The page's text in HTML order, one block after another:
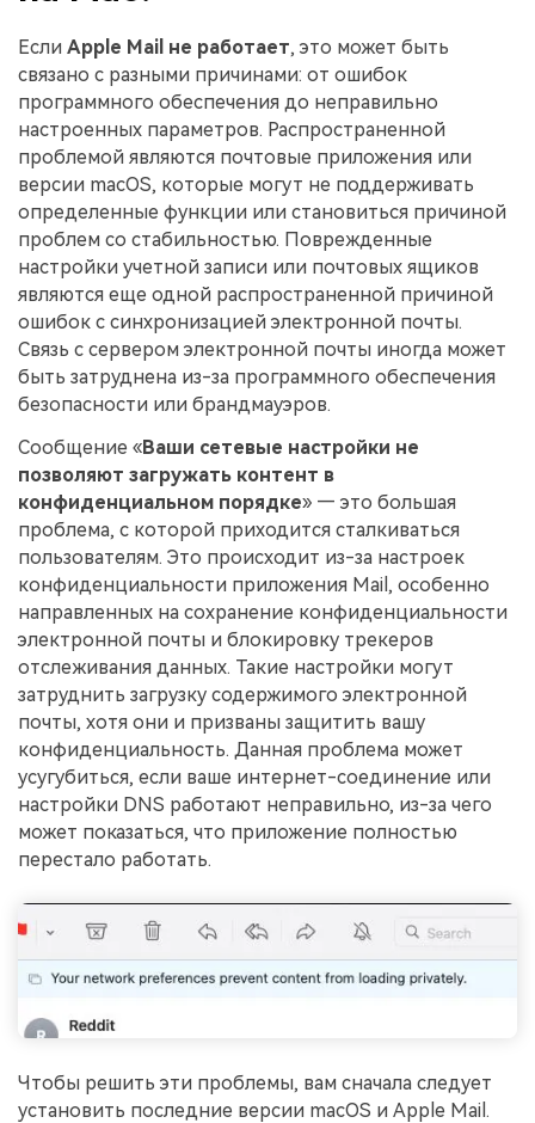
Если Apple Mail не работает, это может быть
связано с разными причинами: от ошибок
программного обеспечения до неправильно
настроенных параметров. Распространенной
проблемой являются почтовые приложения или
версии macOS, которые могут не поддерживать
определенные функции или становиться причиной
проблем со стабильностью. Поврежденные
настройки учетной записи или почтовых ящиков
являются еще одной распространенной причиной
ошибок с синхронизацией электронной почты.
Связь с сервером электронной почты иногда может
быть затруднена из-за программного обеспечения
безопасности или брандмауэров.
Сообщение «Ваши сетевые настройки не
позволяют загружать контент в
конфиденциальном порядке» — это большая
проблема, с которой приходится сталкиваться
пользователям. Это происходит из-за настроек
конфиденциальности приложения Mail, особенно
направленных на сохранение конфиденциальности
электронной почты и блокировку трекеров
отслеживания данных. Такие настройки могут
затруднить загрузку содержимого электронной
почты, хотя они и призваны защитить вашу
конфиденциальность. Данная проблема может
усугубиться, если ваше интернет-соединение или
настройки DNS работают неправильно, из-за чего
может показаться, что приложение полностью
перестало работать.
Чтобы решить эти проблемы, вам сначала следует
установить последние версии macOS и Apple Mail.